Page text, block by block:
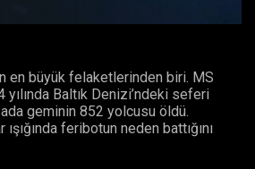
en büyük felaketlerinden biri. MS
Baltık Denizi’ndeki seferi
geminin 852 yolcusu öldü.
feribotun neden battığını